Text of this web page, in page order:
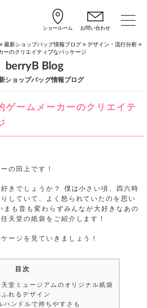
ショールーム お問い合わせ
» 最新ショップバッグ情報ブログ» デザイン・流行分析»
ーのクリエイティブなパッケージ
ショップバッグ情報ブログ
berryB Blog
ゲームメーカーのクリエイテ
の田上です！
きでしょうか？
僕は小さい頃、四六時
していて、よく怒られていたのを思い
まも昔も変わらずみんなが大好きなあの
天堂の紙袋をご紹介します！
ージを見ていきましょう！
目次
堂ミュージアムのオリジナル紙袋
れるデザイン
ハンドルで持ちやすさも